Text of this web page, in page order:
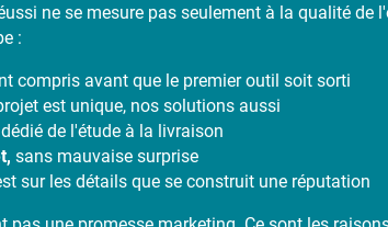
ne se mesure pas seulement à la qualité
:
compris avant que le premier outil soit sorti
est unique, nos solutions aussi
de l'étude à la livraison
sans mauvaise surprise
sur les détails que se construit une réputation